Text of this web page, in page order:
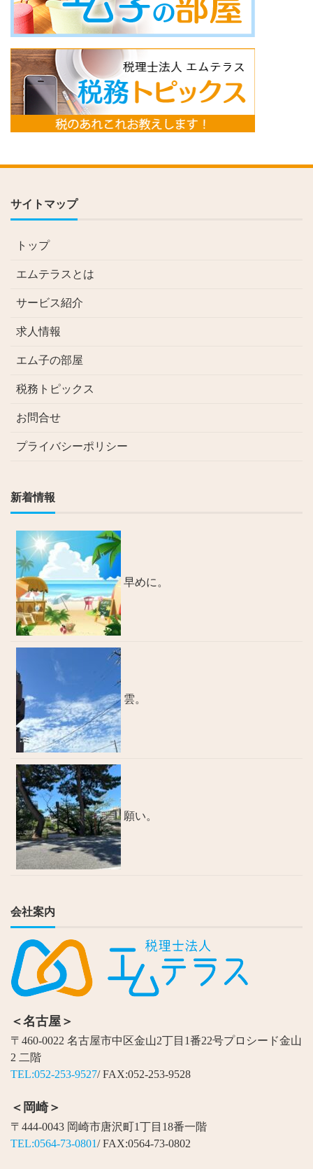
サイトマップ
トップ
エムテラスとは
サービス紹介
求人情報
エム子の部屋
税務トピックス
お問合せ
プライバシーポリシー
新着情報
早めに。
雲。
願い。
会社案内
＜名古屋＞
〒460-0022 名古屋市中区金山2丁目1番22号プロシード金山
2 二階
TEL:052-253-9527/ FAX:052-253-9528
＜岡崎＞
〒444-0043 岡崎市唐沢町1丁目18番一階
TEL:0564-73-0801/ FAX:0564-73-0802